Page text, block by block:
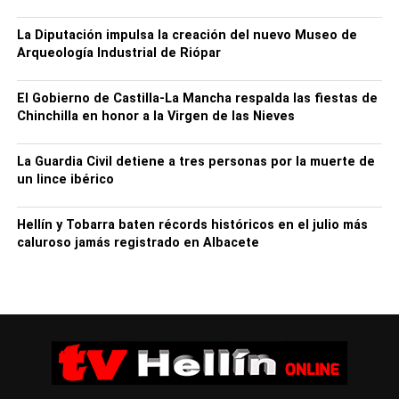
AEAT y la FEMP con fecha 18/03/2021, en
materia de suministro de información de
carácter tributario a las entidades locales, y de
intercambio de información tributaria y
colaboración en la gestión recaudatoria con las
Asuntos de Secretaría:
Pliego enajenación y/o arrendamiento de
Industrial San Rafael “Sector La Fuente”.
Aprobación, si procede, del expediente de
instalaciones del complejo “Caseta Municipal”
Aprobación, si procede, la solicitud de renuncia
La Diputación impulsa la creación del nuevo Museo de
Arqueología Industrial de Riópar
El Gobierno de Castilla-La Mancha respalda las fiestas de
Chinchilla en honor a la Virgen de las Nieves
La Guardia Civil detiene a tres personas por la muerte de
un lince ibérico
Hellín y Tobarra baten récords históricos en el julio más
caluroso jamás registrado en Albacete